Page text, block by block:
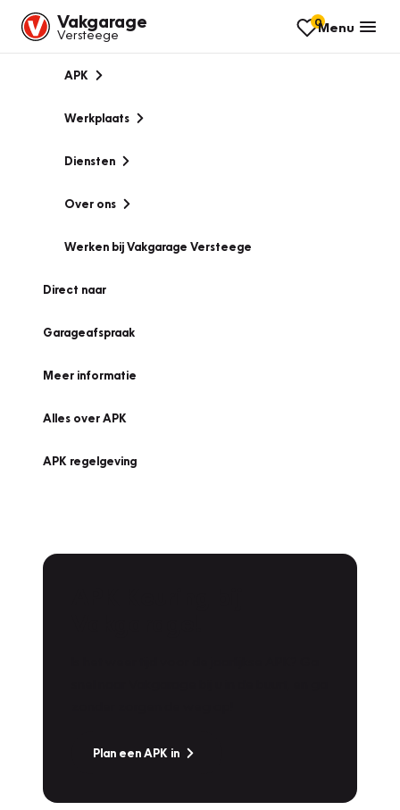
Vakgarage
Versteege
0Menu
APK
Werkplaats
Diensten
Over ons
Werken bij Vakgarage Versteege
Direct naar
Garageafspraak
Meer informatie
Alles over APK
APK regelgeving
Plan een APK in